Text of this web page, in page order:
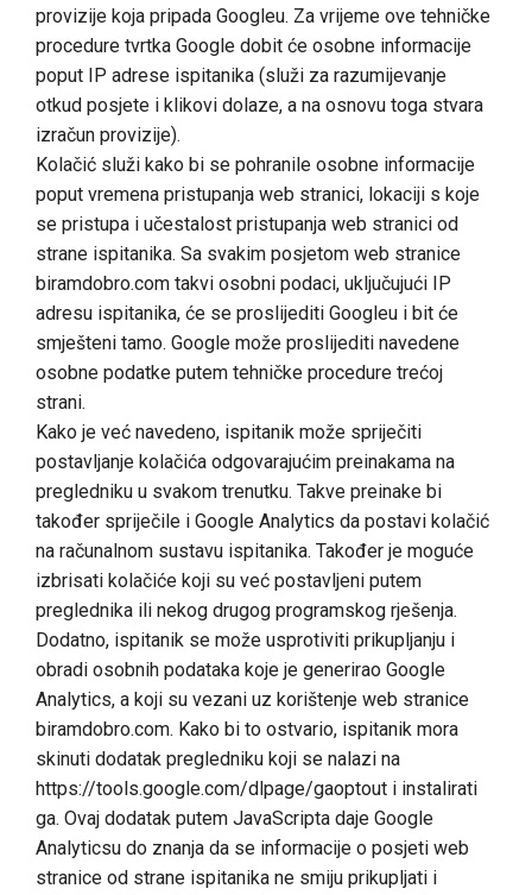
provizije koja pripada Googleu. Za vrijeme ove tehničke
procedure tvrtka Google dobit će osobne informacije
poput IP adrese ispitanika (služi za razumijevanje
otkud posjete i klikovi dolaze, a na osnovu toga stvara
izračun provizije).
Kolačić služi kako bi se pohranile osobne informacije
poput vremena pristupanja web stranici, lokaciji s koje
se pristupa i učestalost pristupanja web stranici od
strane ispitanika. Sa svakim posjetom web stranice
biramdobro.com takvi osobni podaci, uključujući IP
adresu ispitanika, će se proslijediti Googleu i bit će
smješteni tamo. Google može proslijediti navedene
osobne podatke putem tehničke procedure trećoj
strani.
Kako je već navedeno, ispitanik može spriječiti
postavljanje kolačića odgovarajućim preinakama na
pregledniku u svakom trenutku. Takve preinake bi
također spriječile i Google Analytics da postavi kolačić
na računalnom sustavu ispitanika. Također je moguće
izbrisati kolačiće koji su već postavljeni putem
preglednika ili nekog drugog programskog rješenja.
Dodatno, ispitanik se može usprotiviti prikupljanju i
obradi osobnih podataka koje je generirao Google
Analytics, a koji su vezani uz korištenje web stranice
biramdobro.com. Kako bi to ostvario, ispitanik mora
skinuti dodatak pregledniku koji se nalazi na
https://tools.google.com/dlpage/gaoptout i instalirati
ga. Ovaj dodatak putem JavaScripta daje Google
Analyticsu do znanja da se informacije o posjeti web
stranice od strane ispitanika ne smiju prikupljati i